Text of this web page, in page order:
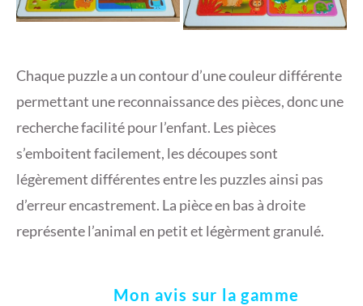
Chaque puzzle a un contour d’une couleur différente
permettant une reconnaissance des pièces, donc une
recherche facilité pour l’enfant. Les pièces
s’emboitent facilement, les découpes sont
légèrement différentes entre les puzzles ainsi pas
d’erreur encastrement. La pièce en bas à droite
représente l’animal en petit et légèrment granulé.
Mon avis sur la gamme